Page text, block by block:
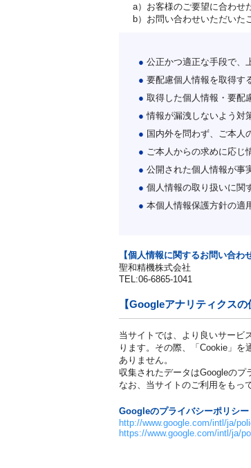
a）お客様のご要望に合わせ
b）お問い合わせいただいた
● 公正かつ適正な手段で、
● 要配慮個人情報を取得す
● 取得した個人情報・要配
● 情報が漏洩しないよう対
● 国内外を問わず、ご本人
● ご本人からの求めに応じ
● 公開された個人情報が事
● 個人情報の取り扱いに関
● 本個人情報保護方針の適
【個人情報に関するお問い合わ
聖和精機株式会社
TEL:06-6865-1041
【Googleアナリティクスの
当サイトでは、より良いサービ
ります。その際、「Cookie」
ありません。
収集されたデータはGoogleのプ
なお、当サイトのご利用をもっ
Googleのプライバシーポリシー
http://www.google.com/intl/ja/
https://www.google.com/intl/ja/